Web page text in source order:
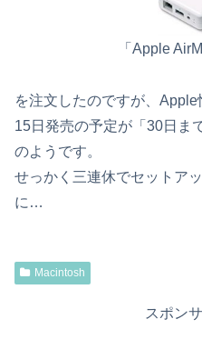
「Apple
を注文したのですが、
15日発売の予定が「30日ま
のようです。
せっかく三連休でセットア
に…
Macintosh
スポン